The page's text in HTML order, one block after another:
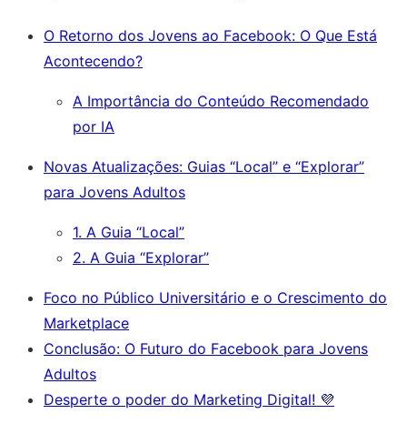
O Retorno dos Jovens ao Facebook: O Que Está
Acontecendo?
A Importância do Conteúdo Recomendado
por IA
Novas Atualizações: Guias “Local” e “Explorar”
para Jovens Adultos
1. A Guia “Local”
2. A Guia “Explorar”
Foco no Público Universitário e o Crescimento do
Marketplace
Conclusão: O Futuro do Facebook para Jovens
Adultos
Desperte o poder do Marketing Digital! 💜